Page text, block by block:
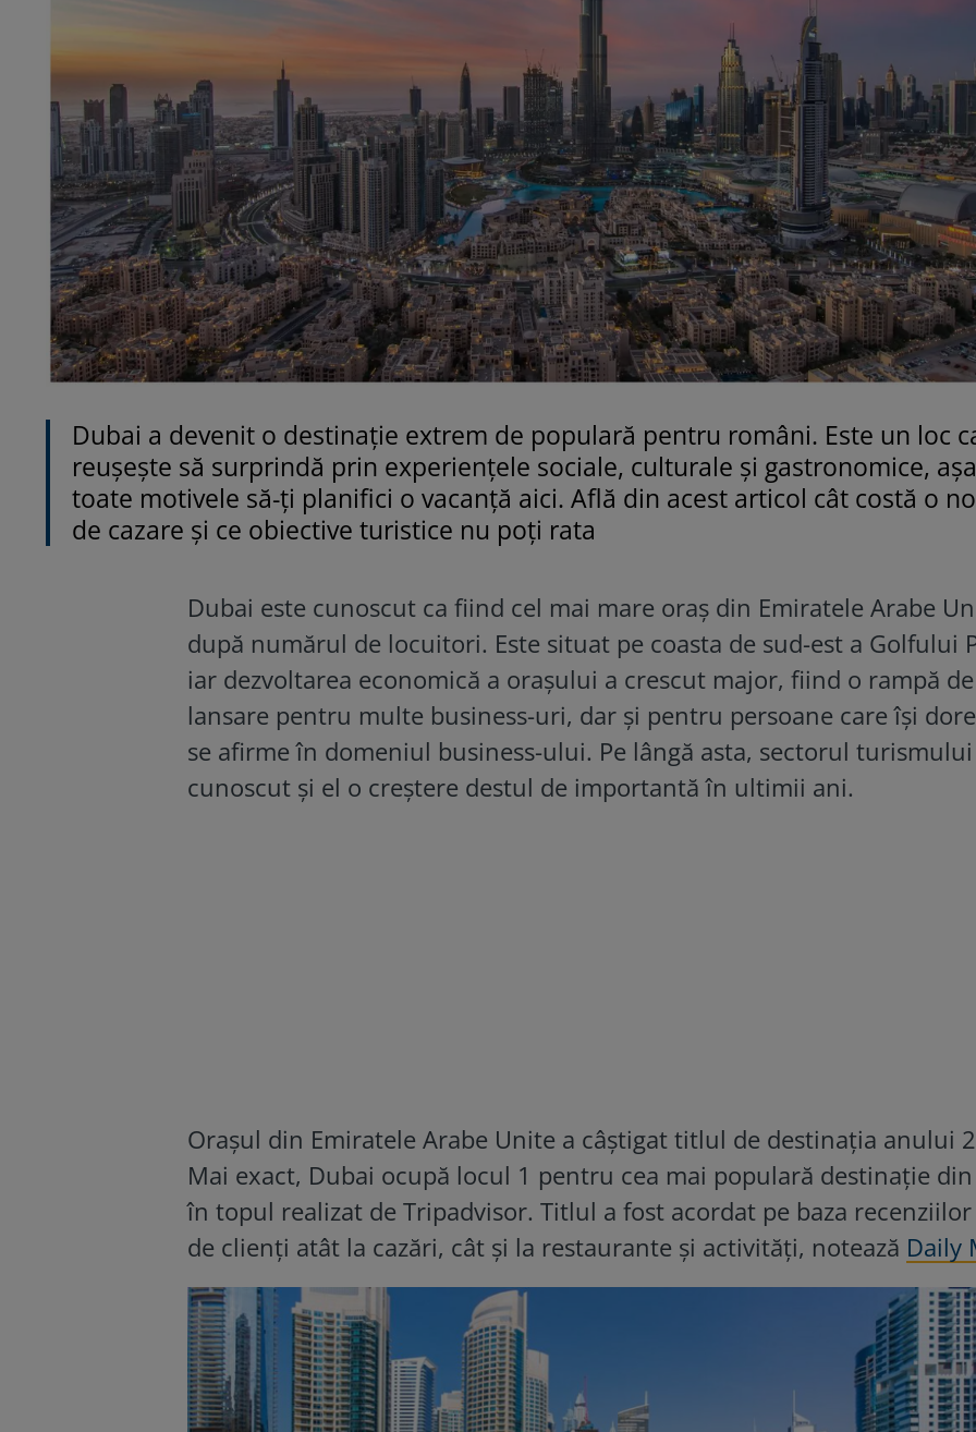
Dubai a devenit o destinație extrem de populară pentru români. Este un loc
reușește să surprindă prin experiențele sociale, culturale și gastronomice,
toate motivele să-ți planifici o vacanță aici. Află din acest articol cât costă o
de cazare și ce obiective turistice nu poți rata
Dubai este cunoscut ca fiind cel mai mare oraș din Emiratele Arabe
după numărul de locuitori. Este situat pe coasta de sud-est a Golfului
iar dezvoltarea economică a orașului a crescut major, fiind o rampă de
lansare pentru multe business-uri, dar și pentru persoane care își
se afirme în domeniul business-ului. Pe lângă asta, sectorul
cunoscut și el o creștere destul de importantă în ultimii ani.
Orașul din Emiratele Arabe Unite a câștigat titlul de destinația anului
Mai exact, Dubai ocupă locul 1 pentru cea mai populară destinație
în topul realizat de Tripadvisor. Titlul a fost acordat pe baza
de clienți atât la cazări, cât și la restaurante și activități, notează Daily